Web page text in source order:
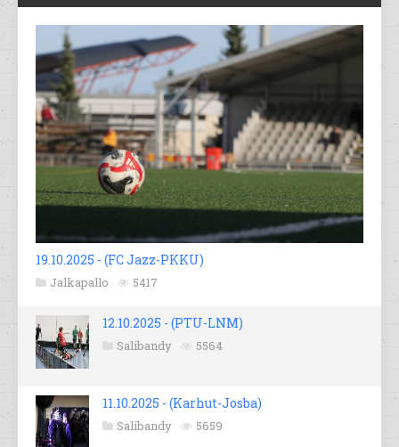
19.10.2025 - (FC Jazz-PKKU)
Jalkapallo 5417
12.10.2025 - (PTU-LNM)
Salibandy 5564
11.10.2025 - (Karhut-Josba)
Salibandy 5659